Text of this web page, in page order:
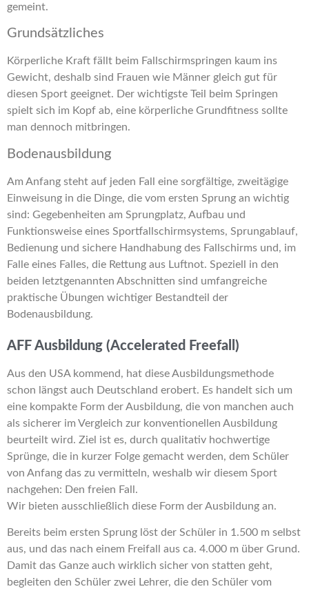
gemeint.
Grundsätzliches
Körperliche Kraft fällt beim Fallschirmspringen kaum ins
Gewicht, deshalb sind Frauen wie Männer gleich gut für
diesen Sport geeignet. Der wichtigste Teil beim Springen
spielt sich im Kopf ab, eine körperliche Grundfitness sollte
man dennoch mitbringen.
Bodenausbildung
Am Anfang steht auf jeden Fall eine sorgfältige, zweitägige
Einweisung in die Dinge, die vom ersten Sprung an wichtig
sind: Gegebenheiten am Sprungplatz, Aufbau und
Funktionsweise eines Sportfallschirmsystems, Sprungablauf,
Bedienung und sichere Handhabung des Fallschirms und, im
Falle eines Falles, die Rettung aus Luftnot. Speziell in den
beiden letztgenannten Abschnitten sind umfangreiche
praktische Übungen wichtiger Bestandteil der
Bodenausbildung.
AFF Ausbildung (Accelerated Freefall)
Aus den USA kommend, hat diese Ausbildungsmethode
schon längst auch Deutschland erobert. Es handelt sich um
eine kompakte Form der Ausbildung, die von manchen auch
als sicherer im Vergleich zur konventionellen Ausbildung
beurteilt wird. Ziel ist es, durch qualitativ hochwertige
Sprünge, die in kurzer Folge gemacht werden, dem Schüler
von Anfang das zu vermitteln, weshalb wir diesem Sport
nachgehen: Den freien Fall.
Wir bieten ausschließlich diese Form der Ausbildung an.
Bereits beim ersten Sprung löst der Schüler in 1.500 m selbst
aus, und das nach einem Freifall aus ca. 4.000 m über Grund.
Damit das Ganze auch wirklich sicher von statten geht,
begleiten den Schüler zwei Lehrer, die den Schüler vom